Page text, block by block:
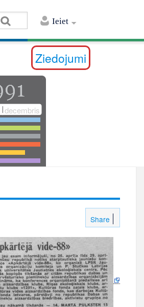
Ieiet
Ziedojumi
decembris
Share